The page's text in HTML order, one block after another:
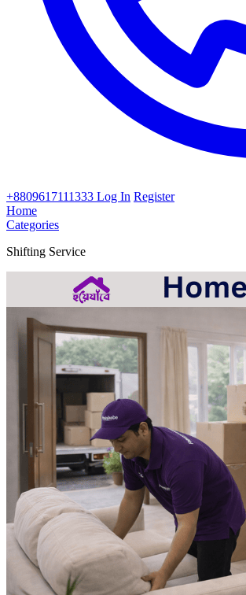
+8809617111333 Log In Register
Home
Categories
Shifting Service